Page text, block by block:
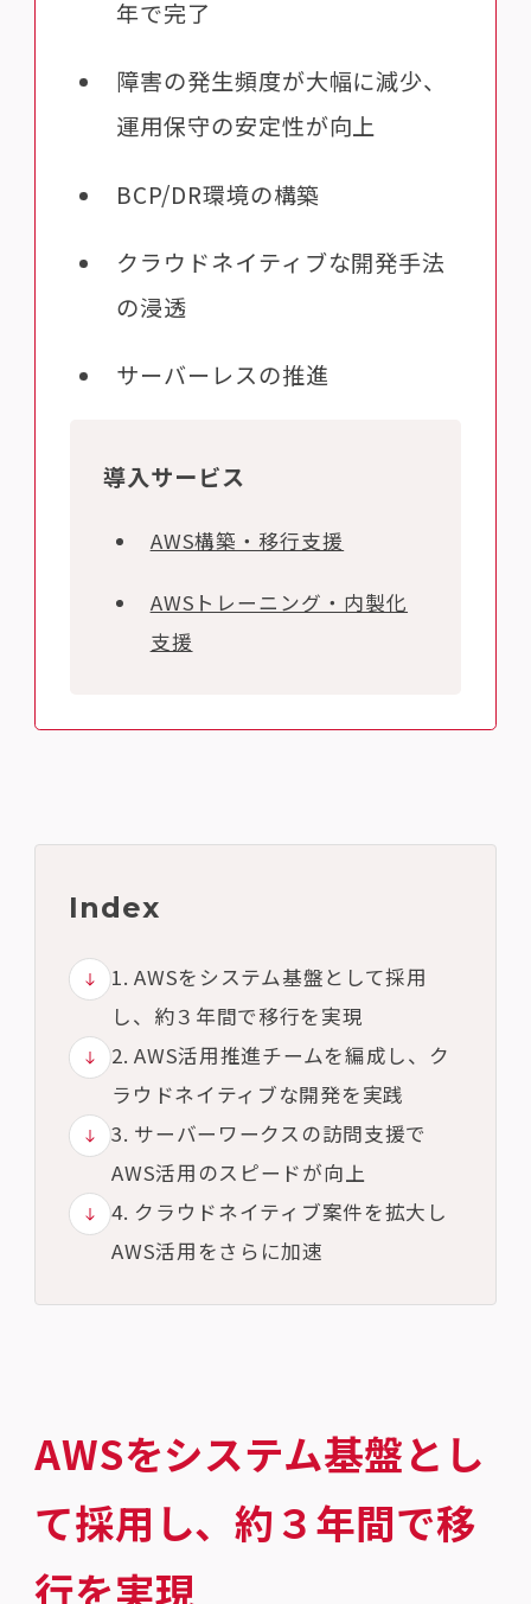
年で完了
障害の発生頻度が大幅に減少、
運用保守の安定性が向上
BCP/DR環境の構築
クラウドネイティブな開発手法
の浸透
サーバーレスの推進
導入サービス
AWS構築・移行支援
AWSトレーニング・内製化
支援
Index
1. AWSをシステム基盤として採用
し、約３年間で移行を実現
2. AWS活用推進チームを編成し、ク
ラウドネイティブな開発を実践
3. サーバーワークスの訪問支援で
AWS活用のスピードが向上
4. クラウドネイティブ案件を拡大し
AWS活用をさらに加速
AWSをシステム基盤とし
て採用し、約３年間で移
行を実現